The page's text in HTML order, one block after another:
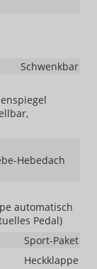
Schwenkbar
Hebedach
automatisch
Pedal)
Sport-Paket
Heckklappe